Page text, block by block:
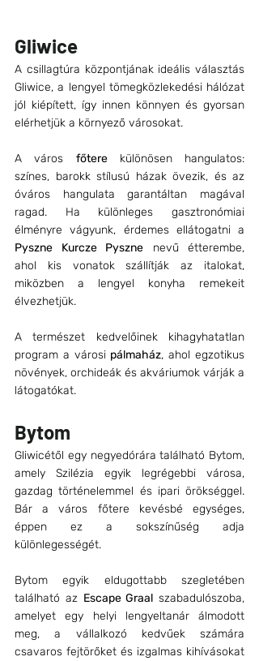
Gliwice
A csillagtúra központjának ideális választás
Gliwice, a lengyel tömegközlekedési hálózat
jól kiépített, így innen könnyen és gyorsan
elérhetjük a környező városokat.
A város főtere különösen hangulatos:
színes, barokk stílusú házak övezik, és az
óváros hangulata garantáltan magával
ragad. Ha különleges gasztronómiai
Pyszne Kurcze Pyszne nevű étterembe,
ahol kis vonatok szállítják az italokat,
miközben a lengyel konyha remekeit
élvezhetjük.
A természet kedvelőinek kihagyhatatlan
program a városi pálmaház, ahol egzotikus
növények, orchideák és akváriumok várják a
látogatókat.
Bytom
Gliwicétől egy negyedórára található Bytom,
amely Szilézia egyik legrégebbi városa,
gazdag történelemmel és ipari örökséggel.
Bár a város főtere kevésbé egységes,
éppen ez a sokszínűség adja
különlegességét.
Bytom egyik eldugottabb szegletében
található az Escape Graal szabadulószoba,
amelyet egy helyi lengyeltanár álmodott
meg, a vállalkozó kedvűek számára
csavaros fejtörőket és izgalmas kihívásokat